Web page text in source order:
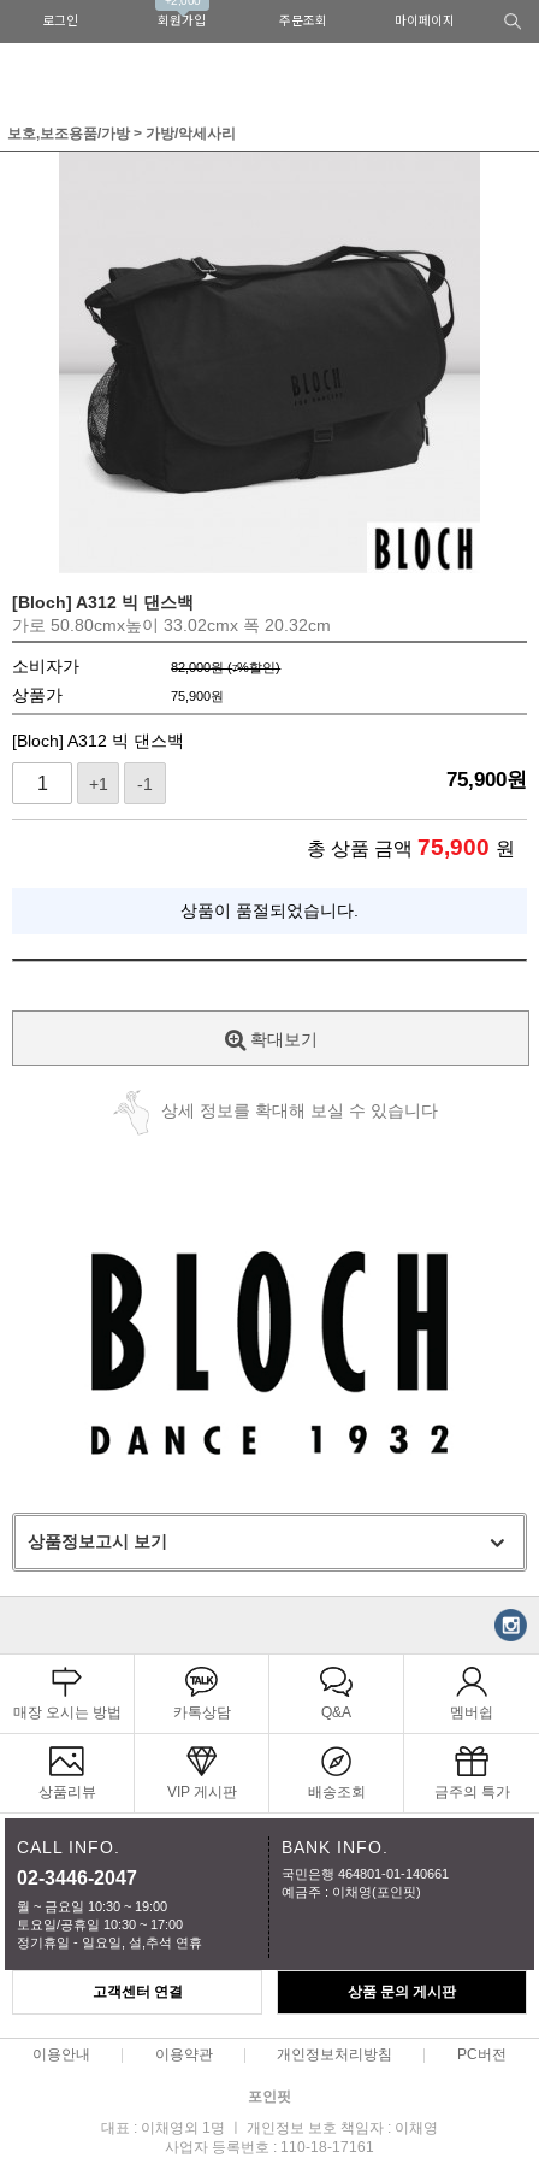
로그인 회원가입 주문조회 마이페이지
보호,보조용품/가방> 가방/악세사리
[Bloch] A312 빅 댄스백
가로 50.80cmx높이 33.02cmx 폭 20.32cm
소비자가 82,000원 (7%할인)
상품가 75,900원
[Bloch] A312 빅 댄스백
+1 -1 75,900원
총 상품 금액 75,900 원
상품이 품절되었습니다.
확대보기
상세 정보를 확대해 보실 수 있습니다
상품정보고시 보기
매장 오시는 방법 카톡상담 Q&A 멤버쉽
상품리뷰 VIP 게시판 배송조회 금주의 특가
CALL INFO.
02-3446-2047
월 ~ 금요일 10:30 ~ 19:00
토요일/공휴일 10:30 ~ 17:00
정기휴일 - 일요일, 설,추석 연휴
BANK INFO.
국민은행 464801-01-140661
예금주 : 이채영(포인핏)
고객센터 연결 상품 문의 게시판
이용안내 이용약관 개인정보처리방침 PC버전
포인핏
대표 : 이채영외 1명 ㅣ 개인정보 보호 책임자 : 이채영
사업자 등록번호 : 110-18-17161